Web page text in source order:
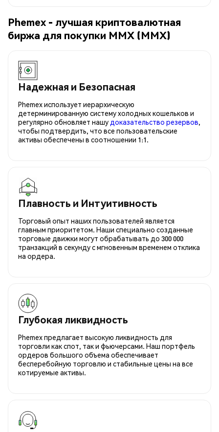
Phemex - лучшая криптовалютная
биржа для покупки MMX (MMX)
Надежная и Безопасная
Phemex использует иерархическую
детерминированную систему холодных кошельков и
регулярно обновляет нашу доказательство резервов,
чтобы подтвердить, что все пользовательские
активы обеспечены в соотношении 1:1.
Плавность и Интуитивность
Торговый опыт наших пользователей является
главным приоритетом. Наши специально созданные
торговые движки могут обрабатывать до 300 000
транзакций в секунду с мгновенным временем отклика
на ордера.
Глубокая ликвидность
Phemex предлагает высокую ликвидность для
торговли как спот, так и фьючерсами. Наш портфель
ордеров большого объема обеспечивает
бесперебойную торговлю и стабильные цены на все
котируемые активы.